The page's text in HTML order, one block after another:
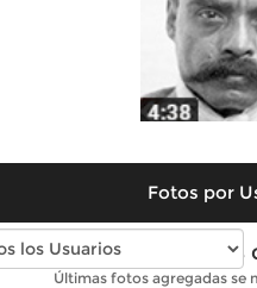
Fotos por
Fotos modernas
Últimas fotos agregadas se